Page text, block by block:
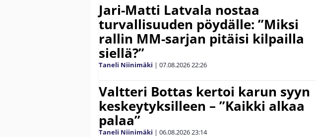
Jari-Matti Latvala nostaa
turvallisuuden pöydälle: ”Miksi
rallin MM-sarjan pitäisi kilpailla
siellä?”
Taneli Niinimäki | 07.08.202622:26
Valtteri Bottas kertoi karun syyn
keskeytyksilleen – ”Kaikki alkaa
palaa”
Taneli Niinimäki | 06.08.202623:14